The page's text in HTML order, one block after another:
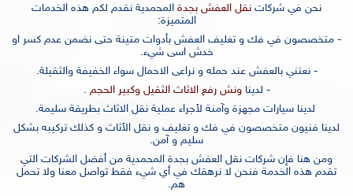
نحن في شركات نقل العفش بجدة المحمدية نقدم لكم هذه الخدمات
المتميزة:
- متخصصون في فك و تغليف العفش بأدوات متينة حتى نضمن عدم كسر او
خدش اسى شيء.
- نعتني بالعفش عند حمله و نراعى الاحمال سواء الخفيفة والثقيلة.
- لديناونش رفع الاثاث الثقيل وكبير الحجم .
لدينا سيارات مجهزة وآمنة لأجراء عملية نقل الاثاث بطريقة سليمة.
لدينا فنيون متخصصون في فك و تغليف و نقل الأثاث و كذلك تركيبه بشكل
سليم و آمن.
ومن هنا فإن شركات نقل العفش بجدة المحمدية من أفضل الشركات التي
تقدم هذه الخدمة فنحن لا نرهقك في أي شيء فقط تواصل معنا ولا تحمل
هم.